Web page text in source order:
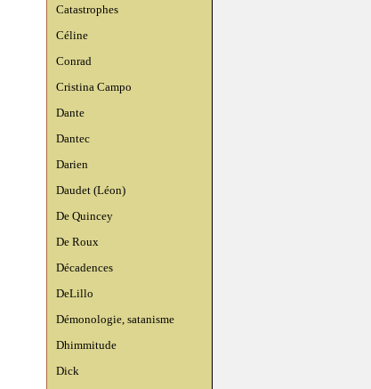
Catastrophes
Céline
Conrad
Cristina Campo
Dante
Dantec
Darien
Daudet (Léon)
De Quincey
De Roux
Décadences
DeLillo
Démonologie, satanisme
Dhimmitude
Dick